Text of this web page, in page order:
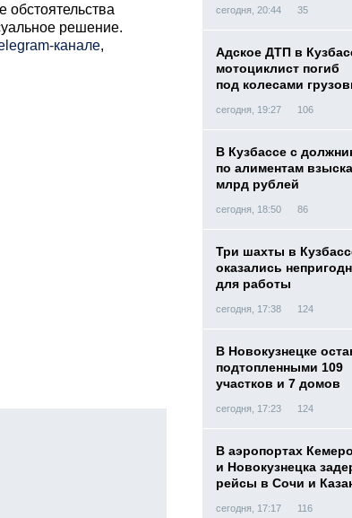
обстоятельства
решение.
канале,
сегодня, 20:44 35
Адское ДТП в
мотоциклист погиб
под колесами
сегодня, 19:27 106
В Кузбассе с
по алиментам
млрд рублей
сегодня, 18:50 86
Три шахты в
оказались
для работы
сегодня, 17:38 124
В Новокузнецке
подтопленными 109
участков и 7 домов
сегодня, 17:23 124
В аэропортах
и Новокузнецка
рейсы в Сочи и
сегодня, 17:17 116